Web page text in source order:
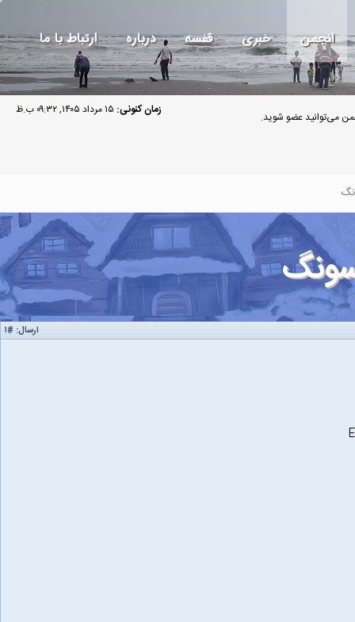
انجمن خبری قفسه درباره ارتباط با ما
زمان کنونی: ۱۵ مرداد ۱۴۰۵, ۰۹:۳۲ ب.ظ می‌توانید عضو شوید.
ارسال: #۱